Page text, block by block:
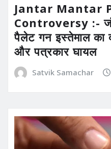
Jantar Mantar
Controversy :-
पैलेट गन इस्तेमाल का
और पत्रकार घायल
Satvik Samachar